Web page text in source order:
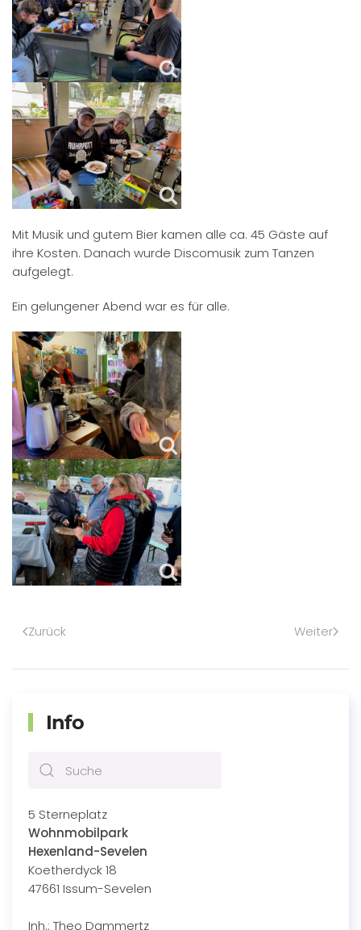
Mit Musik und gutem Bier kamen alle ca. 45 Gäste auf
ihre Kosten. Danach wurde Discomusik zum Tanzen
aufgelegt.
Ein gelungener Abend war es für alle.
Zurück Weiter
Info
5 Sterneplatz
Wohnmobilpark
Hexenland-Sevelen
Koetherdyck 18
47661 Issum-Sevelen
Inh.: Theo Dammertz